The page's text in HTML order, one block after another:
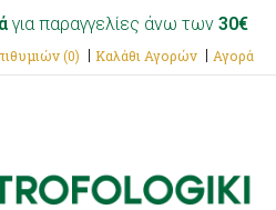
για παραγγελίες άνω των 30€
(0) Καλάθι Αγορών Αγορά